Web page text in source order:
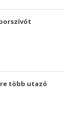
több utazó